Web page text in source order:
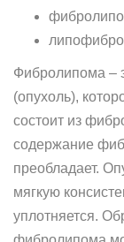
Фибролипома –
(опухоль),
состоит из
содержание
преобладает.
мягкую
уплотняется.